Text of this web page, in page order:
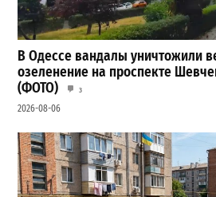
В Одессе вандалы уничтожили
озеленение на проспекте
(ФОТО)
3
2026-08-06